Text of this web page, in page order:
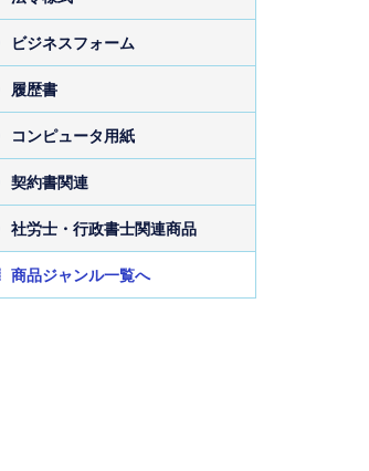
ビジネスフォーム
履歴書
コンピュータ用紙
契約書関連
社労士・行政書士関連商品
商品ジャンル一覧へ